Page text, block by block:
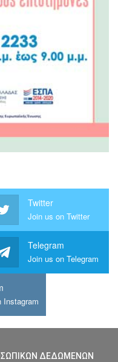
Twitter
Join us on Twitter
Telegram
Join us on Telegram
Instagram
ΔΕΔΩΜΕΝΩΝ